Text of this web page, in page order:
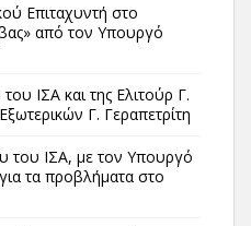
Επιταχυντή στο
από τον Υπουργό
ΙΣΑ και της Ελιτούρ Γ.
Γ. Γεραπετρίτη
του ΙΣΑ, με τον Υπουργό
τα προβλήματα στο